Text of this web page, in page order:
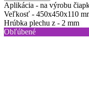
Aplikácia - na výrobu
Veľkosť - 450х450х110
Hrúbka plechu z - 2 mm
Obľúbené